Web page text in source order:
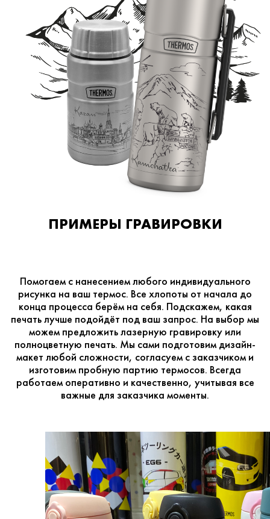
ПРИМЕРЫ ГРАВИРОВКИ
Помогаем с нанесением любого индивидуального
рисунка на ваш термос. Все хлопоты от начала до
конца процесса берём на себя. Подскажем, какая
печать лучше подойдёт под ваш запрос. На выбор мы
можем предложить лазерную гравировку или
полноцветную печать. Мы сами подготовим дизайн-
макет любой сложности, согласуем с заказчиком и
изготовим пробную партию термосов. Всегда
работаем оперативно и качественно, учитывая все
важные для заказчика моменты.